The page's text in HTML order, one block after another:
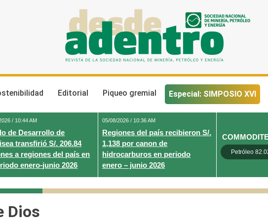
Editorial Piqueo gremial Especial: SIMPOSIO XVI
/ 10:44 AM
de Desarrollo de
transfirió S/. 206.84
a regiones del país en
enero-junio 2026
05/08/2026 / 10:36 AM
Regiones del país recibieron S/.
1,138 por canon de
hidrocarburos en periodo
enero – junio 2026
Petróleo
Dios